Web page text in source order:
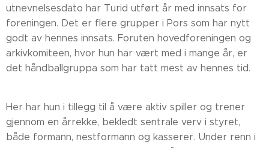
utnevnelsesdato har Turid utført år med innsats for
foreningen. Det er flere grupper i Pors som har nytt
godt av hennes innsats. Foruten hovedforeningen og
arkivkomiteen, hvor hun har vært med i mange år, er
det håndballgruppa som har tatt mest av hennes tid.
Her har hun i tillegg til å være aktiv spiller og trener
gjennom en årrekke, bekledt sentrale verv i styret,
både formann, nestformann og kasserer. Under renn i